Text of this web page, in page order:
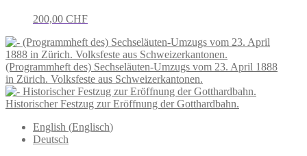
200,00 CHF
(Programmheft des) Sechseläuten-Umzugs vom 23. April 1888
in Zürich. Volksfeste aus Schweizerkantonen.
Historischer Festzug zur Eröffnung der Gotthardbahn.
English (Englisch)
Deutsch